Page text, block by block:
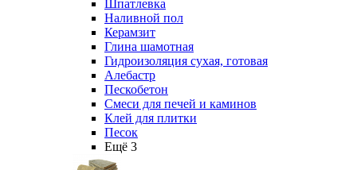
Шпатлевка
Наливной пол
Керамзит
Глина шамотная
Гидроизоляция сухая, готовая
Алебастр
Пескобетон
Смеси для печей и каминов
Клей для плитки
Песок
Ещё 3